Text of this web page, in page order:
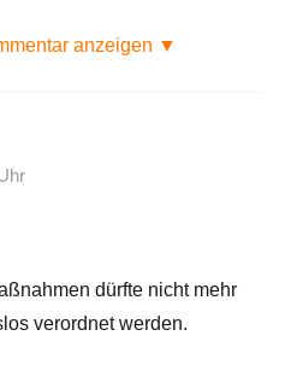
anzeigen ▼
dürfte nicht mehr
verordnet werden.